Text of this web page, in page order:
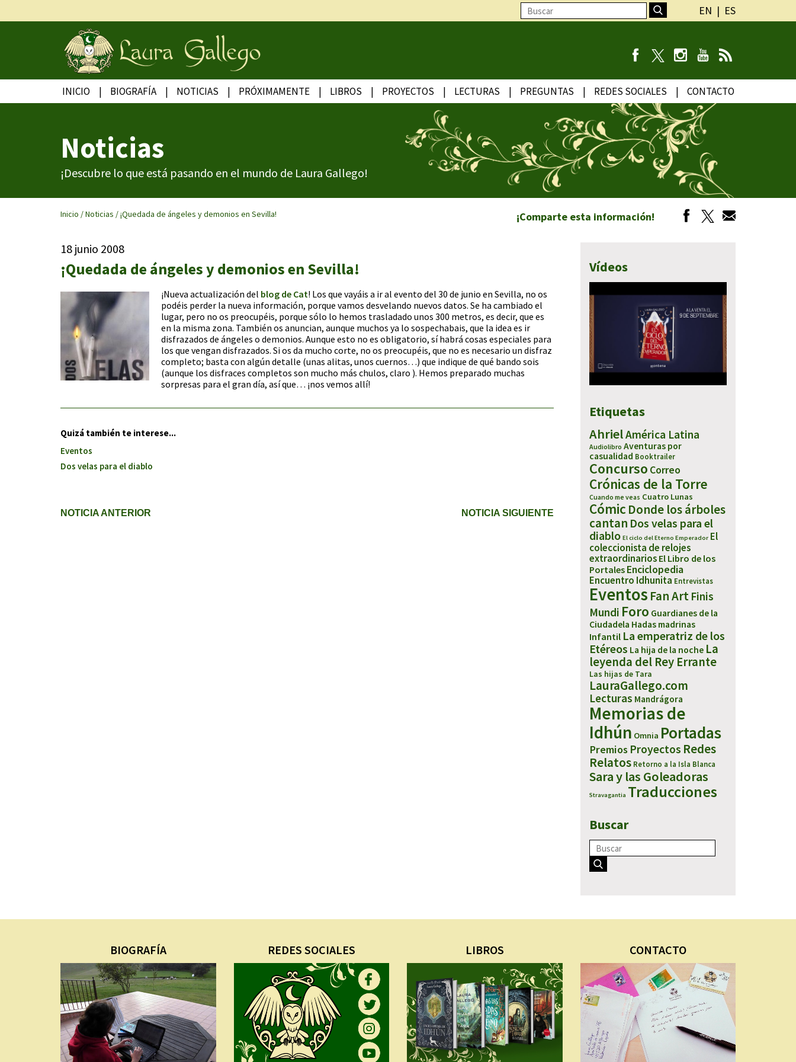
EN ES
INICIO BIOGRAFÍA NOTICIAS PRÓXIMAMENTE LIBROS PROYECTOS LECTURAS PREGUNTAS REDES SOCIALES CONTACTO
Noticias
¡Descubre lo que está pasando en el mundo de Laura Gallego!
Inicio /Noticias /¡Quedada de ángeles y demonios en Sevilla! ¡Comparte esta información!
18 junio 2008
¡Quedada de ángeles y demonios en Sevilla!
¡Nueva actualización del blog de Cat! Los que vayáis a ir al evento del 30 de junio en Sevilla, no os
podéis perder la nueva información, porque vamos desvelando nuevos datos. Se ha cambiado el
lugar, pero no os preocupéis, porque sólo lo hemos trasladado unos 300 metros, es decir, que es
en la misma zona. También os anuncian, aunque muchos ya lo sospechabais, que la idea es ir
disfrazados de ángeles o demonios. Aunque esto no es obligatorio, sí habrá cosas especiales para
los que vengan disfrazados. Si os da mucho corte, no os preocupéis, que no es necesario un disfraz
completo; basta con algún detalle (unas alitas, unos cuernos…) que indique de qué bando sois
(aunque los disfraces completos son mucho más chulos, claro ). Hemos preparado muchas
sorpresas para el gran día, así que… ¡nos vemos allí!
Quizá también te interese...
Eventos
Dos velas para el diablo
NOTICIA ANTERIOR NOTICIA SIGUIENTE
Vídeos
Etiquetas
AhrielAmérica Latina
Audiolibro Aventuras por
casualidad Booktrailer
Concurso Correo
Crónicas de la Torre
Cuando me veas Cuatro Lunas
Cómic Donde los árboles
cantan Dos velas para el
diablo El ciclo del Eterno Emperador El
coleccionista de relojes
extraordinarios El Libro de los
Portales Enciclopedia
Encuentro Idhunita Entrevistas
Eventos Fan Art Finis
Mundi Foro Guardianes de la
Ciudadela Hadas madrinas
Infantil La emperatriz de los
Etéreos La hija de la noche La
leyenda del Rey Errante
Las hijas de Tara
LauraGallego.com
Lecturas Mandrágora
Memorias de
Idhún Omnia Portadas
Premios Proyectos Redes
Relatos Retorno a la Isla Blanca
Sara y las Goleadoras
Stravagantia Traducciones
Buscar
BIOGRAFÍA REDES SOCIALES LIBROS CONTACTO